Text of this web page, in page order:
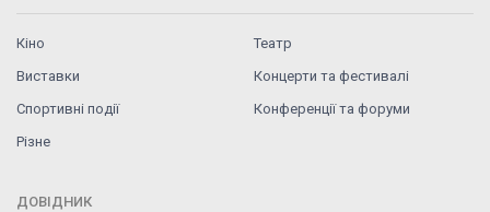
Кіно
Театр
Виставки
Концерти та фестивалі
Спортивні події
Конференції та форуми
Різне
ДОВІДНИК